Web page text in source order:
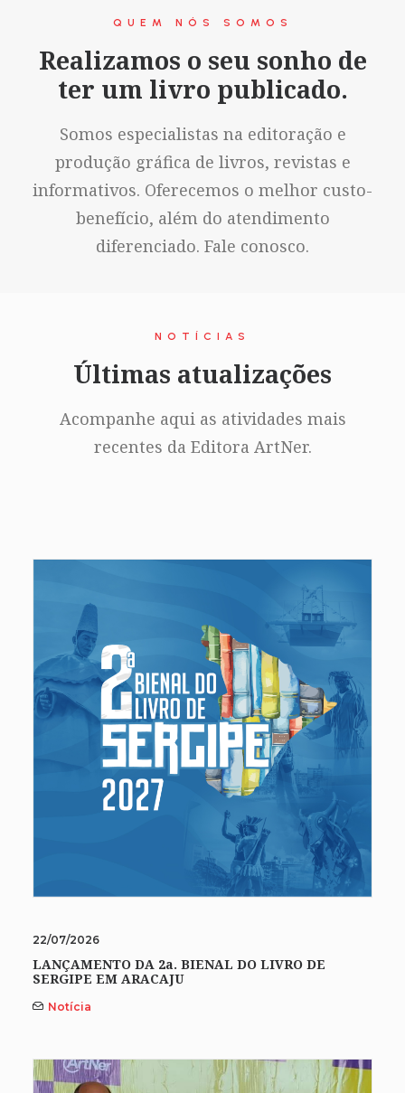
QUEM NÓS SOMOS
Realizamos o seu sonho de
ter um livro publicado.
Somos especialistas na editoração e
produção gráfica de livros, revistas e
informativos. Oferecemos o melhor custo-
benefício, além do atendimento
diferenciado. Fale conosco.
NOTÍCIAS
Últimas atualizações
Acompanhe aqui as atividades mais
recentes da Editora ArtNer.
22/07/2026
LANÇAMENTO DA 2a. BIENAL DO LIVRO DE
SERGIPE EM ARACAJU
Notícia